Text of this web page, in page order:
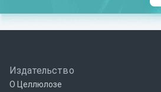
Издательство
О Целлюлозе